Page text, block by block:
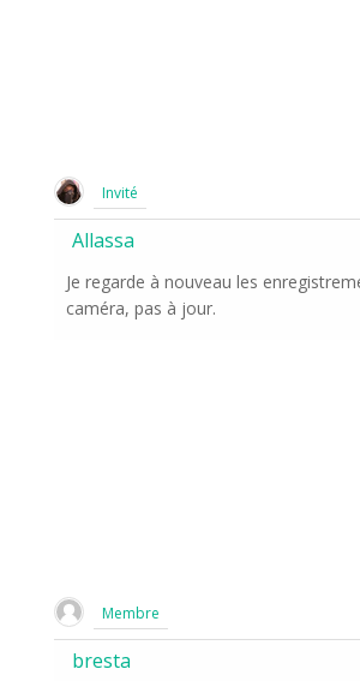
Invité
Allassa
Je regarde à nouveau les
caméra, pas à jour.
Membre
bresta